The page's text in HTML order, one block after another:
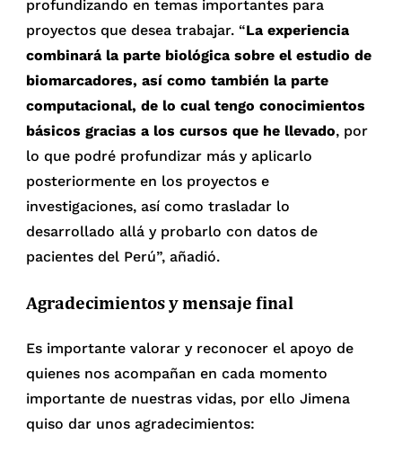
profundizando en temas importantes para
proyectos que desea trabajar. “La experiencia
combinará la parte biológica sobre el estudio de
biomarcadores, así como también la parte
computacional, de lo cual tengo conocimientos
básicos gracias a los cursos que he llevado, por
lo que podré profundizar más y aplicarlo
posteriormente en los proyectos e
investigaciones, así como trasladar lo
desarrollado allá y probarlo con datos de
pacientes del Perú”, añadió.
Agradecimientos y mensaje final
Es importante valorar y reconocer el apoyo de
quienes nos acompañan en cada momento
importante de nuestras vidas, por ello Jimena
quiso dar unos agradecimientos: